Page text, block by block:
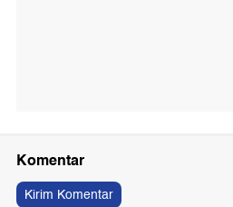
Komentar
Kirim Komentar